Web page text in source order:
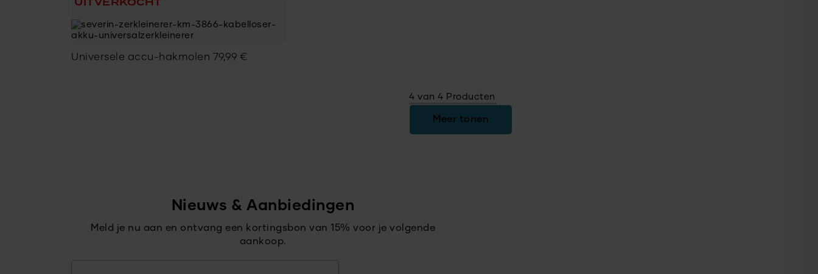
Universele accu-hakmolen 79,99 €
4 van 4 Producten
Meer tonen
Nieuws & Aanbiedingen
Meld je nu aan en ontvang een kortingsbon van 15% voor je volgende
aankoop.